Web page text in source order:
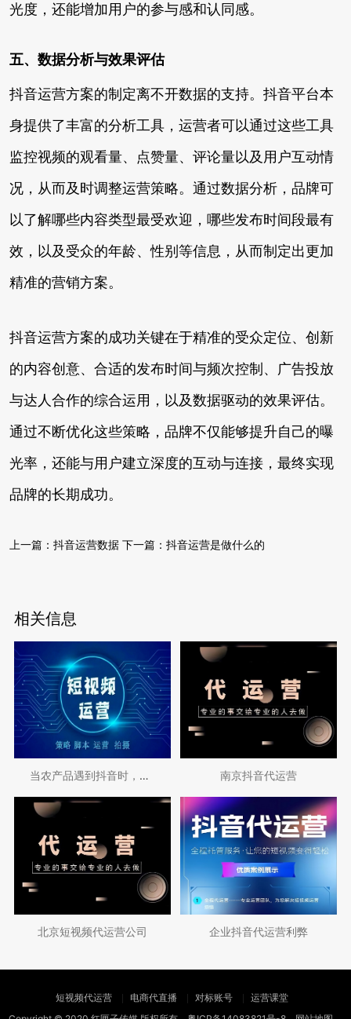
光度，还能增加用户的参与感和认同感。
五、数据分析与效果评估
抖音运营方案的制定离不开数据的支持。抖音平台本
身提供了丰富的分析工具，运营者可以通过这些工具
监控视频的观看量、点赞量、评论量以及用户互动情
况，从而及时调整运营策略。通过数据分析，品牌可
以了解哪些内容类型最受欢迎，哪些发布时间段最有
效，以及受众的年龄、性别等信息，从而制定出更加
精准的营销方案。
抖音运营方案的成功关键在于精准的受众定位、创新
的内容创意、合适的发布时间与频次控制、广告投放
与达人合作的综合运用，以及数据驱动的效果评估。
通过不断优化这些策略，品牌不仅能够提升自己的曝
光率，还能与用户建立深度的互动与连接，最终实现
品牌的长期成功。
上一篇： 抖音运营数据 下一篇： 抖音运营是做什么的
相关信息
当农产品遇到抖音时，会产生什么样的火花？ 南京抖音代运营
北京短视频代运营公司 企业抖音代运营利弊
短视频代运营 电商代直播 对标账号
运营课堂